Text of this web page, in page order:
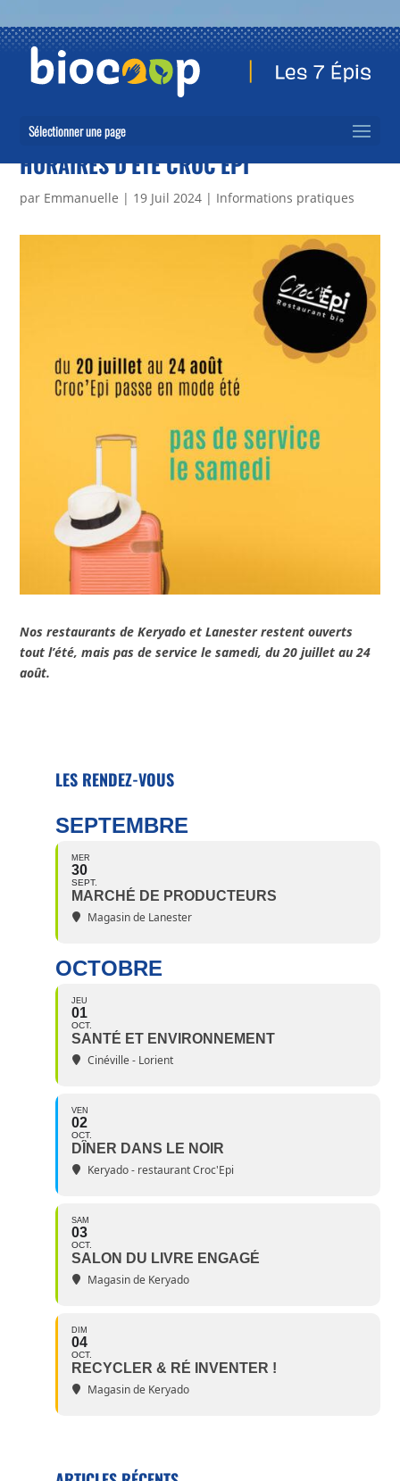
Sélectionner une page
HORAIRES D’ÉTÉ CROC’ÉPI
par Emmanuelle | 19 Juil 2024 | Informations pratiques
Nos restaurants de Keryado et Lanester restent ouverts
tout l’été, mais pas de service le samedi, du 20 juillet au 24
août.
LES RENDEZ-VOUS
SEPTEMBRE
MER
30
SEPT.
MARCHÉ DE PRODUCTEURS
Magasin de Lanester
OCTOBRE
JEU
01
OCT.
SANTÉ ET ENVIRONNEMENT
Cinéville - Lorient
VEN
02
OCT.
DÎNER DANS LE NOIR
Keryado - restaurant Croc'Epi
SAM
03
OCT.
SALON DU LIVRE ENGAGÉ
Magasin de Keryado
DIM
04
OCT.
RECYCLER & RÉ INVENTER !
Magasin de Keryado